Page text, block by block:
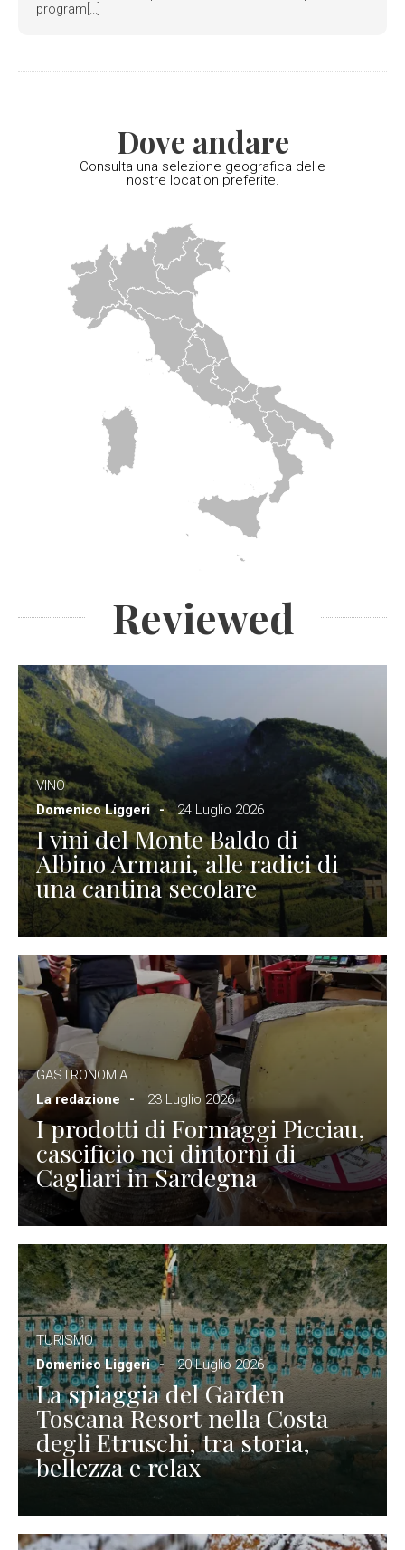
program[...]
Dove andare
Consulta una selezione geografica delle
nostre location preferite.
Reviewed
VINO
Domenico Liggeri
24 Luglio 2026
I vini del Monte Baldo di
Albino Armani, alle radici di
una cantina secolare
GASTRONOMIA
La redazione
23 Luglio 2026
I prodotti di Formaggi Picciau,
caseificio nei dintorni di
Cagliari in Sardegna
TURISMO
Domenico Liggeri
20 Luglio 2026
La spiaggia del Garden
Toscana Resort nella Costa
degli Etruschi, tra storia,
bellezza e relax